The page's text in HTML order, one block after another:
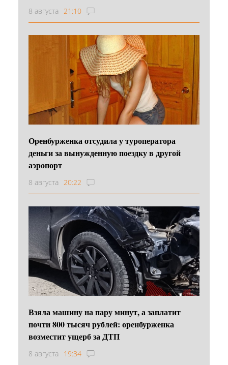
8 августа 21:10
Оренбурженка отсудила у туроператора
деньги за вынужденную поездку в другой
аэропорт
8 августа 20:22
Взяла машину на пару минут, а заплатит
почти 800 тысяч рублей: оренбурженка
возместит ущерб за ДТП
8 августа 19:34